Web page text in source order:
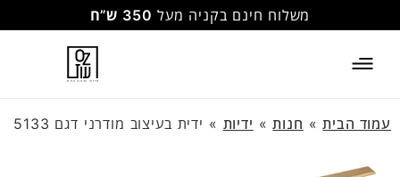
משלוח חינם בקניה מעל 350 ש”ח
עמוד הבית» חנות» ידיות » ידית בעיצוב מודרני דגם 5133